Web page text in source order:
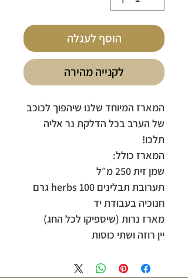
הוסף לעגלה
לקנייה מהירה
המארז המיוחד שלנו שיהפוך לכוכב
של הערב בכל הדלקת נר אליה
תלכו!
המארז כולל:
שמן זית 250 מ״ל
תערובת תבלינים herbs 100 גרם
חנוכיה בעבודת יד
מארז נרות (שיספיקו לכל החג)
יין רוזה ושתי כוסות